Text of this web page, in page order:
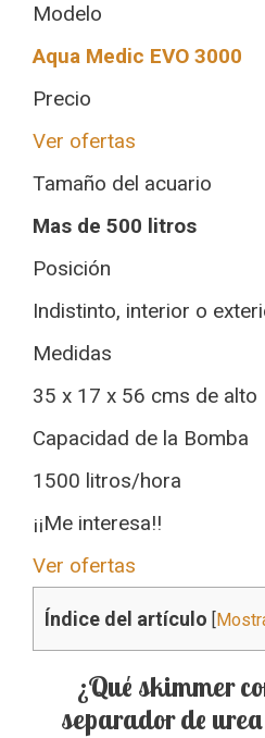
Modelo
Aqua Medic EVO 3000
Precio
Ver ofertas
Tamaño del acuario
Mas de 500 litros
Posición
Indistinto, interior o
Medidas
35 x 17 x 56 cms de alto
Capacidad de la Bomba
1500 litros/hora
¡¡Me interesa!!
Ver ofertas
Índice del artículo [
¿Qué skimmer
separador de